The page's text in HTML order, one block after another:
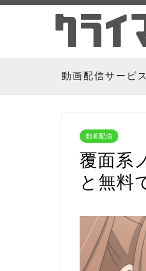
動画配信サービ
動画配信
覆面系
と無料